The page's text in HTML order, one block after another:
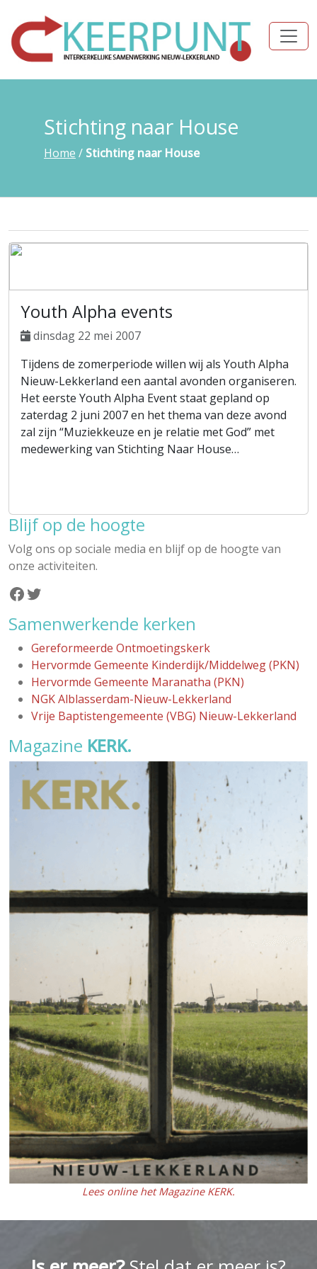
Stichting naar House
Home / Stichting naar House
Youth Alpha events
dinsdag 22 mei 2007
Tijdens de zomerperiode willen wij als Youth Alpha
Nieuw-Lekkerland een aantal avonden organiseren.
Het eerste Youth Alpha Event staat gepland op
zaterdag 2 juni 2007 en het thema van deze avond
zal zijn “Muziekkeuze en je relatie met God” met
medewerking van Stichting Naar House…
Blijf op de hoogte
Volg ons op sociale media en blijf op de hoogte van
onze activiteiten.
Facebook
Twitter
Samenwerkende kerken
Gereformeerde Ontmoetingskerk
Hervormde Gemeente Kinderdijk/Middelweg (PKN)
Hervormde Gemeente Maranatha (PKN)
NGK Alblasserdam-Nieuw-Lekkerland
Vrije Baptistengemeente (VBG) Nieuw-Lekkerland
Magazine KERK.
Lees online het Magazine KERK.